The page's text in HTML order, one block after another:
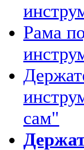
Рама
сам"